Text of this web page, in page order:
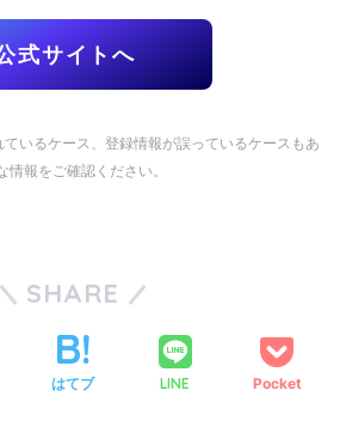
式サイトへ
いるケース、登録情報が誤っているケースもあ
報をご確認ください。
SHARE
はてブ LINE Pocket